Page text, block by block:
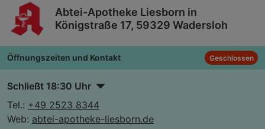
Abtei-Apotheke Liesborn in
Königstraße 17, 59329 Wadersloh
Öffnungszeiten und Kontakt Geschlossen
Schließt 18:30 Uhr
Tel.: +49 2523 8344
Web: abtei-apotheke-liesborn.de